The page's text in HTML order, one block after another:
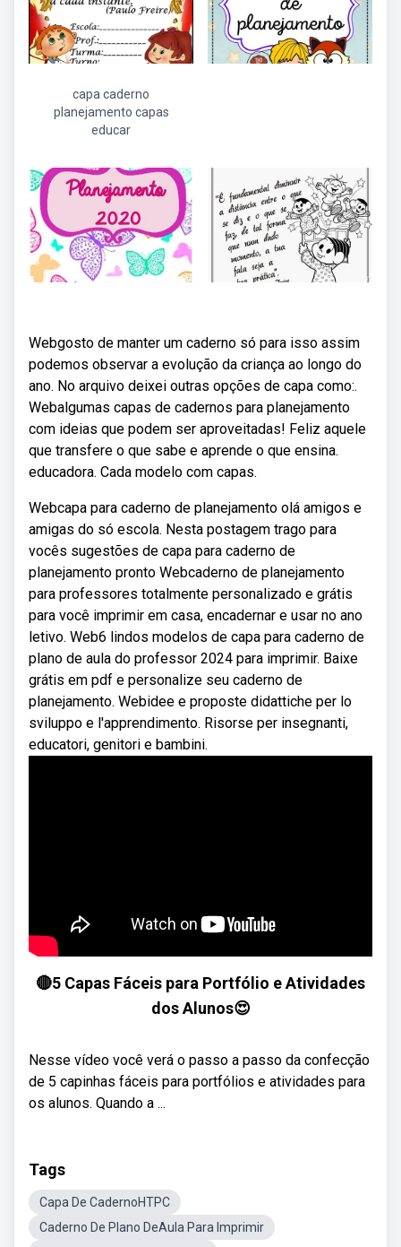
capa caderno
planejamento capas
educar
Webgosto de manter um caderno só para isso assim
podemos observar a evolução da criança ao longo do
ano. No arquivo deixei outras opções de capa como:.
Webalgumas capas de cadernos para planejamento
com ideias que podem ser aproveitadas! Feliz aquele
que transfere o que sabe e aprende o que ensina.
educadora. Cada modelo com capas.
Webcapa para caderno de planejamento olá amigos e
amigas do só escola. Nesta postagem trago para
vocês sugestões de capa para caderno de
planejamento pronto Webcaderno de planejamento
para professores totalmente personalizado e grátis
para você imprimir em casa, encadernar e usar no ano
letivo. Web6 lindos modelos de capa para caderno de
plano de aula do professor 2024 para imprimir. Baixe
grátis em pdf e personalize seu caderno de
planejamento. Webidee e proposte didattiche per lo
sviluppo e l'apprendimento. Risorse per insegnanti,
educatori, genitori e bambini.
🔴5 Capas Fáceis para Portfólio e Atividades
dos Alunos😍
Nesse vídeo você verá o passo a passo da confecção
de 5 capinhas fáceis para portfólios e atividades para
os alunos. Quando a ...
Tags
Capa De CadernoHTPC
Caderno De Plano DeAula Para Imprimir